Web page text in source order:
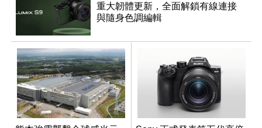
重大韌體更新，全面解鎖有線連接
與隨身色調編輯